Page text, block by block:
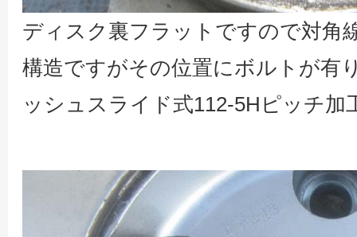
ディスク裏フラットですので対角
構造ですがその位置にボルトが有
ッシュスライド式112-5Hピッチ加